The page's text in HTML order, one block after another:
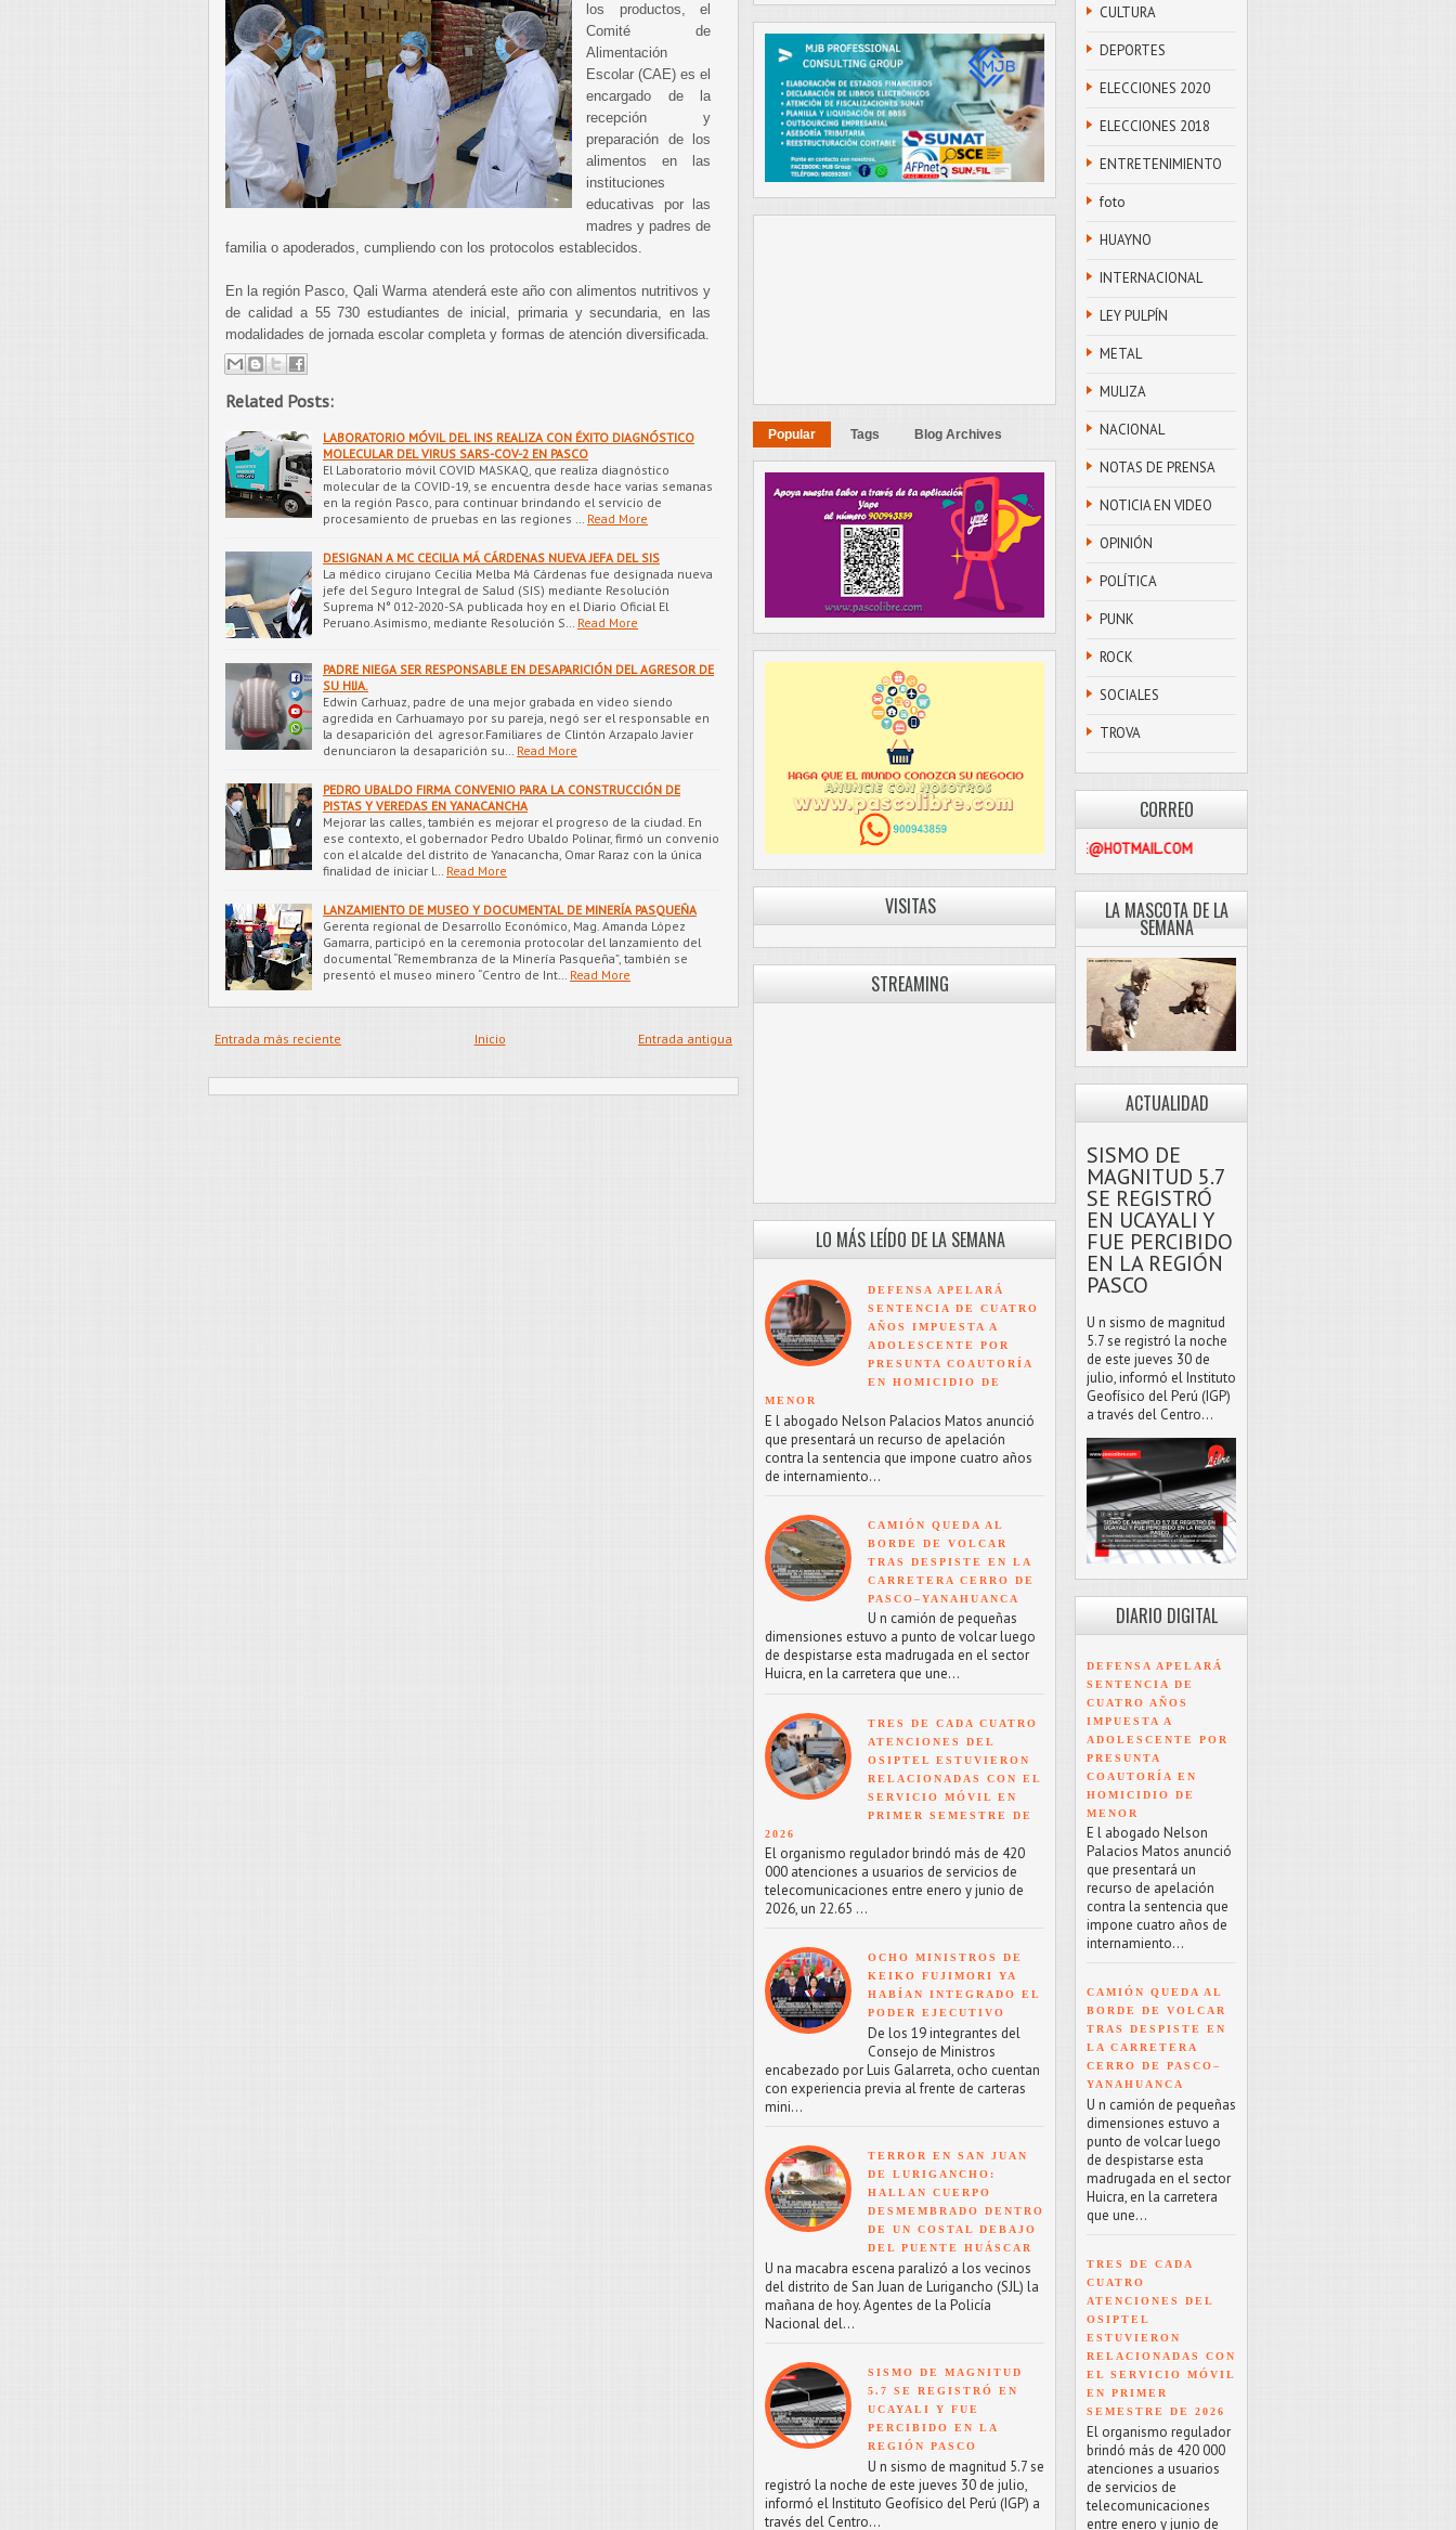
los productos, el
Comité de
Alimentación
Escolar (CAE) es el
encargado de la
recepción y
preparación de los
alimentos en las
instituciones
educativas por las
madres y padres de
familia o apoderados, cumpliendo con los protocolos establecidos.
En la región Pasco, Qali Warma atenderá este año con alimentos nutritivos y
de calidad a 55 730 estudiantes de inicial, primaria y secundaria, en las
modalidades de jornada escolar completa y formas de atención diversificada.
Related Posts:
LABORATORIO MÓVIL DEL INS REALIZA CON ÉXITO DIAGNÓSTICO
MOLECULAR DEL VIRUS SARS-COV-2 EN PASCO
El Laboratorio móvil COVID MASKAQ, que realiza diagnóstico
molecular de la COVID-19, se encuentra desde hace varias semanas
en la región Pasco, para continuar brindando el servicio de
procesamiento de pruebas en las regiones …
Read More
DESIGNAN A MC CECILIA MÁ CÁRDENAS NUEVA JEFA DEL SIS
La médico cirujano Cecilia Melba Má Cárdenas fue designada nueva
jefe del Seguro Integral de Salud (SIS) mediante Resolución
Suprema N° 012-2020-SA publicada hoy en el Diario Oficial El
Peruano.Asimismo, mediante Resolución S…
Read More
PADRE NIEGA SER RESPONSABLE EN DESAPARICIÓN DEL AGRESOR DE
SU HIJA.
Edwin Carhuaz, padre de una mejor grabada en video siendo
agredida en Carhuamayo por su pareja, negó ser el responsable en
la desaparición del agresor.Familiares de Clintón Arzapalo Javier
denunciaron la desaparición su…
Read More
PEDRO UBALDO FIRMA CONVENIO PARA LA CONSTRUCCIÓN DE
PISTAS Y VEREDAS EN YANACANCHA
Mejorar las calles, también es mejorar el progreso de la ciudad. En
ese contexto, el gobernador Pedro Ubaldo Polinar, firmó un convenio
con el alcalde del distrito de Yanacancha, Omar Raraz con la única
finalidad de iniciar l…
Read More
LANZAMIENTO DE MUSEO Y DOCUMENTAL DE MINERÍA PASQUEÑA
Gerenta regional de Desarrollo Económico, Mag. Amanda López
Gamarra, participó en la ceremonia protocolar del lanzamiento del
documental “Remembranza de la Minería Pasqueña”, también se
presentó el museo minero “Centro de Int…
Read More
Entrada más reciente Entrada antigua
Inicio
Popular Tags Blog Archives
VISITAS
STREAMING
LO MÁS LEÍDO DE LA SEMANA
DEFENSA APELARÁ
SENTENCIA DE CUATRO
AÑOS IMPUESTA A
ADOLESCENTE POR
PRESUNTA COAUTORÍA
EN HOMICIDIO DE
MENOR
E l abogado Nelson Palacios Matos anunció
que presentará un recurso de apelación
contra la sentencia que impone cuatro años
de internamiento...
CAMIÓN QUEDA AL
BORDE DE VOLCAR
TRAS DESPISTE EN LA
CARRETERA CERRO DE
PASCO–YANAHUANCA
U n camión de pequeñas
dimensiones estuvo a punto de volcar luego
de despistarse esta madrugada en el sector
Huicra, en la carretera que une...
TRES DE CADA CUATRO
ATENCIONES DEL
OSIPTEL ESTUVIERON
RELACIONADAS CON EL
SERVICIO MÓVIL EN
PRIMER SEMESTRE DE
2026
El organismo regulador brindó más de 420
000 atenciones a usuarios de servicios de
telecomunicaciones entre enero y junio de
2026, un 22.65 ...
OCHO MINISTROS DE
KEIKO FUJIMORI YA
HABÍAN INTEGRADO EL
PODER EJECUTIVO
De los 19 integrantes del
Consejo de Ministros
encabezado por Luis Galarreta, ocho cuentan
con experiencia previa al frente de carteras
mini...
TERROR EN SAN JUAN
DE LURIGANCHO:
HALLAN CUERPO
DESMEMBRADO DENTRO
DE UN COSTAL DEBAJO
DEL PUENTE HUÁSCAR
U na macabra escena paralizó a los vecinos
del distrito de San Juan de Lurigancho (SJL) la
mañana de hoy. Agentes de la Policía
Nacional del...
SISMO DE MAGNITUD
5.7 SE REGISTRÓ EN
UCAYALI Y FUE
PERCIBIDO EN LA
REGIÓN PASCO
U n sismo de magnitud 5.7 se
registró la noche de este jueves 30 de julio,
informó el Instituto Geofísico del Perú (IGP) a
través del Centro...
CULTURA
DEPORTES
ELECCIONES 2020
ELECCIONES 2018
ENTRETENIMIENTO
foto
HUAYNO
INTERNACIONAL
LEY PULPÍN
METAL
MULIZA
NACIONAL
NOTAS DE PRENSA
NOTICIA EN VIDEO
OPINIÓN
POLÍTICA
PUNK
ROCK
SOCIALES
TROVA
CORREO
PASCOLIBRE@HOTMAIL.COM
LA MASCOTA DE LA
SEMANA
ACTUALIDAD
SISMO DE
MAGNITUD 5.7
SE REGISTRÓ
EN UCAYALI Y
FUE PERCIBIDO
EN LA REGIÓN
PASCO
U n sismo de magnitud
5.7 se registró la noche
de este jueves 30 de
julio, informó el Instituto
Geofísico del Perú (IGP)
a través del Centro...
DIARIO DIGITAL
DEFENSA APELARÁ
SENTENCIA DE
CUATRO AÑOS
IMPUESTA A
ADOLESCENTE POR
PRESUNTA
COAUTORÍA EN
HOMICIDIO DE
MENOR
E l abogado Nelson
Palacios Matos anunció
que presentará un
recurso de apelación
contra la sentencia que
impone cuatro años de
internamiento...
CAMIÓN QUEDA AL
BORDE DE VOLCAR
TRAS DESPISTE EN
LA CARRETERA
CERRO DE PASCO–
YANAHUANCA
U n camión de pequeñas
dimensiones estuvo a
punto de volcar luego
de despistarse esta
madrugada en el sector
Huicra, en la carretera
que une...
TRES DE CADA
CUATRO
ATENCIONES DEL
OSIPTEL
ESTUVIERON
RELACIONADAS CON
EL SERVICIO MÓVIL
EN PRIMER
SEMESTRE DE 2026
El organismo regulador
brindó más de 420 000
atenciones a usuarios
de servicios de
telecomunicaciones
entre enero y junio de